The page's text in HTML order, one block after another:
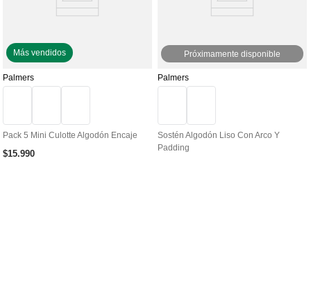
Más vendidos
Palmers
Pack 5 Mini Culotte Algodón Encaje
$15.990
Próximamente disponible
Palmers
Sostén Algodón Liso Con Arco Y
Padding